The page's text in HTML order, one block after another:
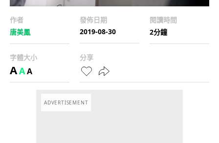
作者
唐美鳳
發佈日期
2019-08-30
閱讀時間
2分鐘
字體大小
AAA
分享
ADVERTISEMENT